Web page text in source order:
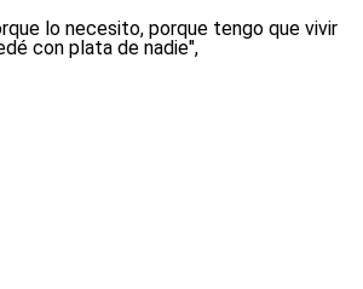
lo necesito, porque tengo que vivir
con plata de nadie",